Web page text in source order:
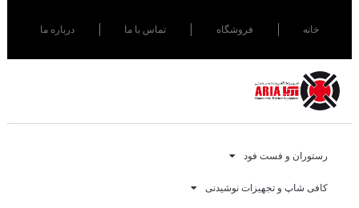
خانه فروشگاه تماس با ما درباره ما
رستوران و فست فود
کافی شاپ و تجهیزات نوشیدنی